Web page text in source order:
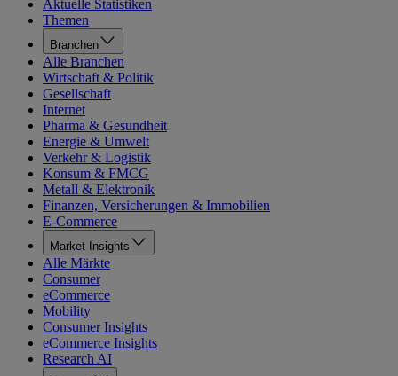
Aktuelle Statistiken
Themen
Branchen
Alle Branchen
Wirtschaft & Politik
Gesellschaft
Internet
Pharma & Gesundheit
Energie & Umwelt
Verkehr & Logistik
Konsum & FMCG
Metall & Elektronik
Finanzen, Versicherungen & Immobilien
E-Commerce
Market Insights
Alle Märkte
Consumer
eCommerce
Mobility
Consumer Insights
eCommerce Insights
Research AI